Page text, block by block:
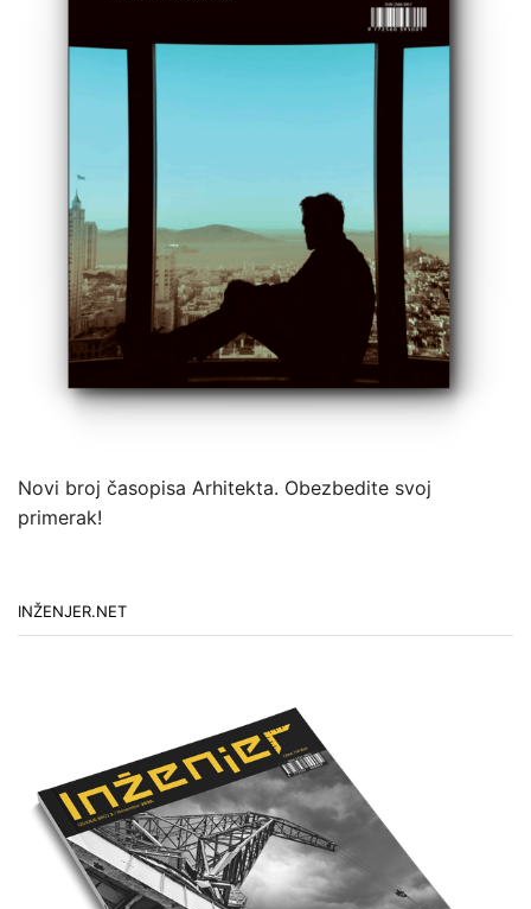
Novi broj časopisa Arhitekta. Obezbedite svoj
primerak!
INŽENJER.NET